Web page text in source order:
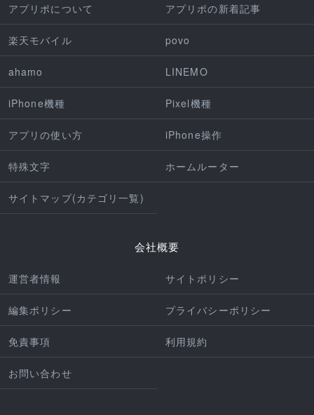
アプリポについて アプリポの新着記事
楽天モバイル povo
ahamo LINEMO
iPhone機種 Pixel機種
アプリの使い方 iPhone操作
特殊文字 ホームルーター
サイトマップ(カテゴリ一覧)
会社概要
運営者情報 サイトポリシー
編集ポリシー プライバシーポリシー
免責事項 利用規約
お問い合わせ